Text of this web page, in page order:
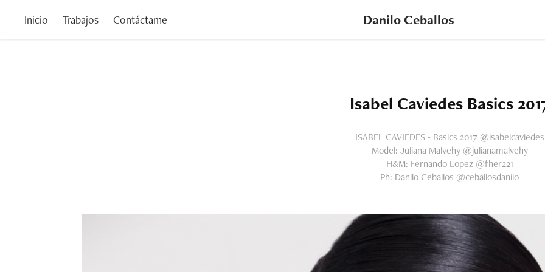
Inicio Trabajos Contáctame Danilo Ceballos
Isabel Caviedes Basics
ISABEL CAVIEDES - Basics 2017 @isabelcaviedes
Model: Juliana Malvehy @julianamalvehy
H&M: Fernando Lopez @fher221
Ph: Danilo Ceballos @ceballosdanilo